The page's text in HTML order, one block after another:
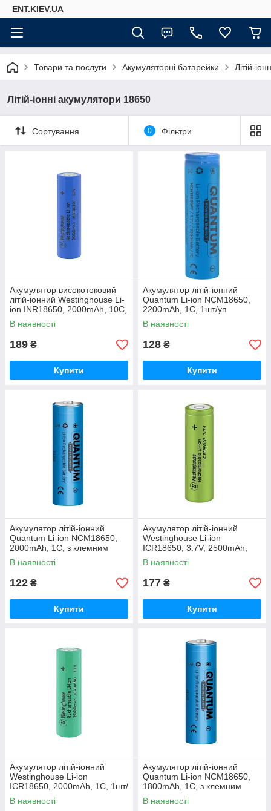
ENT.KIEV.UA
Товари та послуги Акумуляторні батарейки Літій-
Літій-іонні акумулятори 18650
Сортування 0 Фільтри
Акумулятор високотоковий
літій-іонний Westinghouse Li-
ion INR18650, 2000mAh, 10С,
1шт/уп
В наявності
189 ₴
Купити
Акумулятор літій-іонний
Quantum Li-ion NCM18650,
2200mAh, 1С, 1шт/уп
В наявності
128 ₴
Купити
Акумулятор літій-іонний
Quantum Li-ion NCM18650,
2000mAh, 1С, з клемним
виступом, 1шт/уп
В наявності
122 ₴
Купити
Акумулятор літій-іонний
Westinghouse Li-ion
ICR18650, 3.7V, 2500mAh,
1С, 1шт
В наявності
177 ₴
Купити
Акумулятор літій-іонний
Westinghouse Li-ion
ICR18650, 2000mAh, 1С, 1шт/
уп
В наявності
Акумулятор літій-іонний
Quantum Li-ion NCM18650,
1800mAh, 1С, з клемним
виступом, 1шт/уп
В наявності